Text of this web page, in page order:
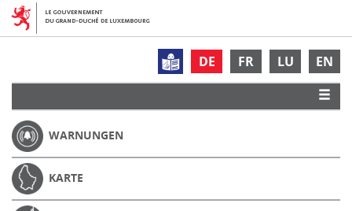
DE FR LU EN
WARNUNGEN
KARTE